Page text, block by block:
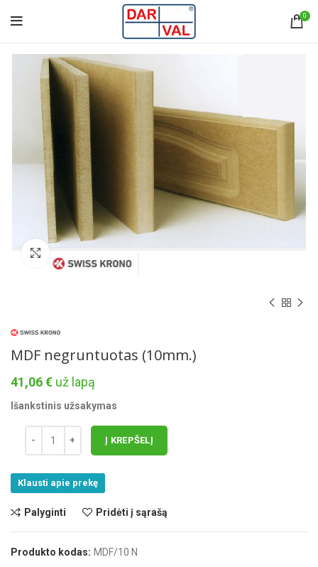
0
Norėdami padidinti spauskite čia
MDF negruntuotas (10mm.)
41,06€ už lapą
Išankstinis užsakymas
Į KREPŠELĮ
Klausti apie prekę
Palyginti Pridėti į sąrašą
Produkto kodas: MDF/10 N